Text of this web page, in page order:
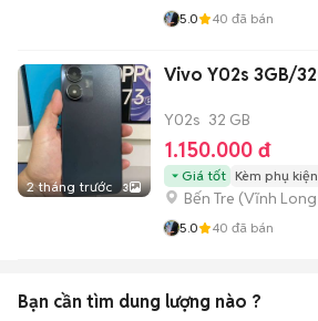
5.0 40 đã bán
2 tháng trước 3
Y02s 32 GB
1.150.000 đ
Giá tốt Kèm phụ kiện
Bến Tre (Vĩnh Long
5.0 40 đã bán
Bạn cần tìm dung lượng nào ?